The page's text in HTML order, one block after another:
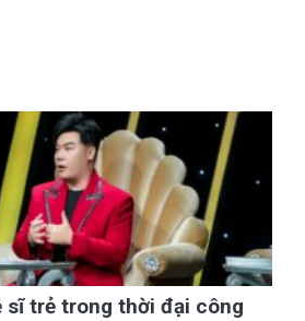
sĩ trẻ trong thời đại công